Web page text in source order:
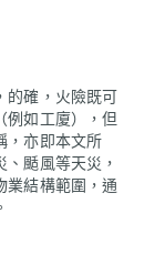
的確，火險既可
例如工廈），但
，亦即本文所
颳風等天災，
業結構範圍，通